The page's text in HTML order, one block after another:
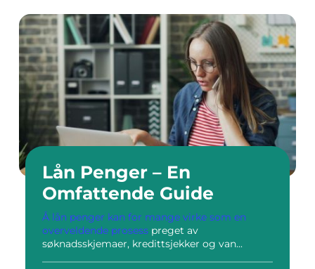
Lån Penger – En
Omfattende Guide
Å lån penger kan for mange virke som en
overveldende prosess preget av
søknadsskjemaer, kredittsjekker og van...